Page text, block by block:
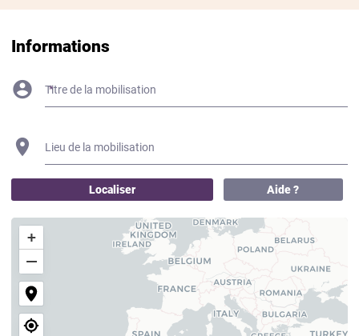
Informations
Titre de la mobilisation
Lieu de la mobilisation
Localiser Aide ?
+
−